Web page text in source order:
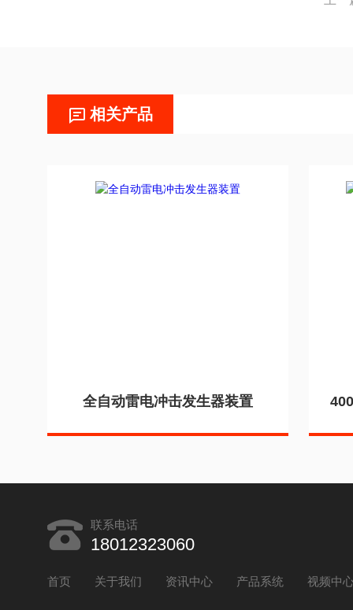
相关产品
全自动雷电冲击发生器装置
联系电话
18012323060
首页 关于我们 资讯中心 产品系统 视频中